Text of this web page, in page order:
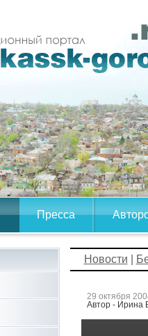
Пресса
Новости
29 октября
Автор - Ирина